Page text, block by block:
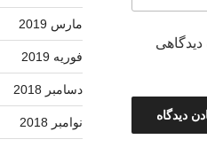
مارس 2019
فوریه 2019
دسامبر 2018
نوامبر 2018